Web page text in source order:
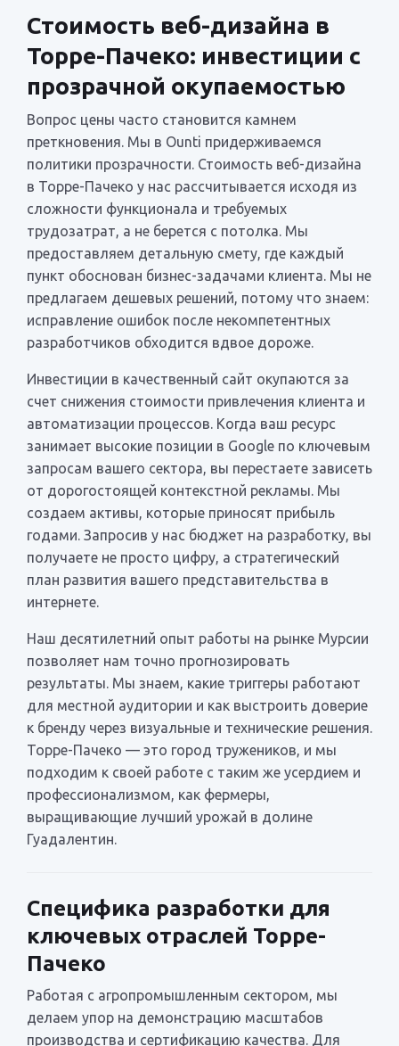
Стоимость веб-дизайна в
Торре-Пачеко: инвестиции с
прозрачной окупаемостью
Вопрос цены часто становится камнем
преткновения. Мы в Ounti придерживаемся
политики прозрачности. Стоимость веб-дизайна
в Торре-Пачеко у нас рассчитывается исходя из
сложности функционала и требуемых
трудозатрат, а не берется с потолка. Мы
предоставляем детальную смету, где каждый
пункт обоснован бизнес-задачами клиента. Мы не
предлагаем дешевых решений, потому что знаем:
исправление ошибок после некомпетентных
разработчиков обходится вдвое дороже.
Инвестиции в качественный сайт окупаются за
счет снижения стоимости привлечения клиента и
автоматизации процессов. Когда ваш ресурс
занимает высокие позиции в Google по ключевым
запросам вашего сектора, вы перестаете зависеть
от дорогостоящей контекстной рекламы. Мы
создаем активы, которые приносят прибыль
годами. Запросив у нас бюджет на разработку, вы
получаете не просто цифру, а стратегический
план развития вашего представительства в
интернете.
Наш десятилетний опыт работы на рынке Мурсии
позволяет нам точно прогнозировать
результаты. Мы знаем, какие триггеры работают
для местной аудитории и как выстроить доверие
к бренду через визуальные и технические решения.
Торре-Пачеко — это город тружеников, и мы
подходим к своей работе с таким же усердием и
профессионализмом, как фермеры,
выращивающие лучший урожай в долине
Гуадалентин.
Специфика разработки для
ключевых отраслей Торре-
Пачеко
Работая с агропромышленным сектором, мы
делаем упор на демонстрацию масштабов
производства и сертификацию качества. Для